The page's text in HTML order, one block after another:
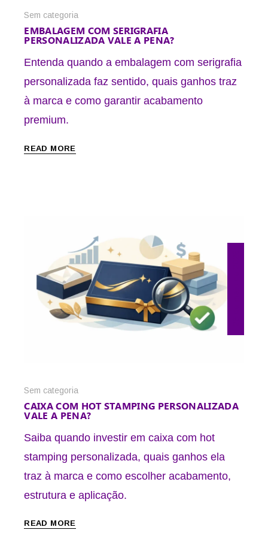
Sem categoria
EMBALAGEM COM SERIGRAFIA
PERSONALIZADA VALE A PENA?
Entenda quando a embalagem com serigrafia
personalizada faz sentido, quais ganhos traz
à marca e como garantir acabamento
premium.
READ MORE
Sem categoria
CAIXA COM HOT STAMPING PERSONALIZADA
VALE A PENA?
Saiba quando investir em caixa com hot
stamping personalizada, quais ganhos ela
traz à marca e como escolher acabamento,
estrutura e aplicação.
READ MORE